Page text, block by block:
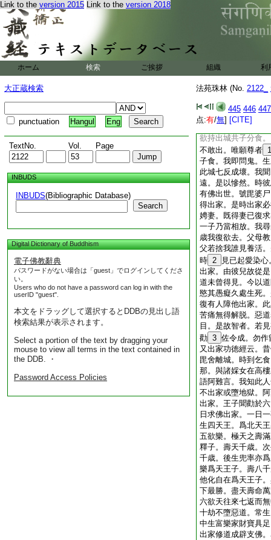
Link to the version 2015 Link to the version 2018
ホーム 検索 ご挨拶 組織 利
大正蔵検索
punctuation Hangul Eng
TextNo. Vol. Page
INBUDS
INBUDS(Bibliographic Database)
Search
Digital Dictionary of Buddhism
電子佛教辭典
パスワードがない場合は「guest」でログインしてくださ
い。
Users who do not have a password can log in with the
userID "guest".
本文をドラッグして選択するとDDBの見出し語
検索結果が表示されます。
Select a portion of the text by dragging your
mouse to view all terms in the text contained in
the DDB. ・
Password Access Policies
法苑珠林 (No. 2122_
445 446 447
点:有/無] [CITE]
沙門。精進不懈皆
寶不益於人。奉敬
又付法藏經云。昔
子詣徳叉尸羅城。
飢急語我。我母入
我母道我辛苦。願
彼母。具説子意。
歳。未曾能得一人
劣。設得少唾諸鬼
欲持出城共子分食
不敢出。唯願尊者 1
子食。我即問鬼。
此城七反成壞。我
遠。是以慘然。時
有佛出世。號毘婆
得出家。是時出家
娉妻。既得妻已復
一子乃當相放。我
歳我復欲去。父母
父若捨我誰見養活
時 2
見已起愛染
出家。由彼兒故從
道未曾得見。今以
愍其愚癡久處生死
復有人障他出家。
苦痛無得解脱。惡
目。是故智者。若
勸 3 佐令成。勿作
又出家功徳經云。
毘舍離城。時到乞
那。與諸婇女在高
語阿難言。我知此
不出家或墮地獄。
出家。王子聞勸於
日求佛出家。一日
生四天王。爲北天
五欲樂。極天之壽
釋子。壽天千歳。
千歳。後生兜率亦
樂爲天王子。壽八
他化自在爲天王子
下最勝。盡天壽命
六欲天往來七返而
十劫不墮惡道。常
中生富樂家財寶具
出家修道成辟支佛